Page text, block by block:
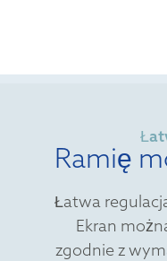
Ramię
Łatwa
Ekran
zgodnie z